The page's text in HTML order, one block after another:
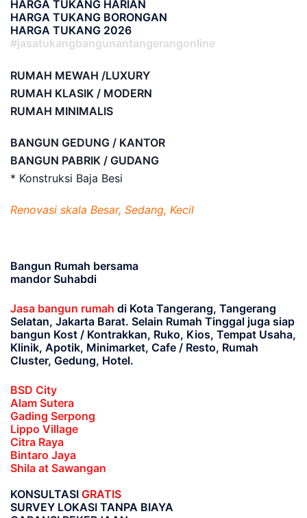
HARGA TUKANG HARIAN
HARGA TUKANG BORONGAN
HARGA TUKANG 2026
#jasatukangbangunantangerangonline
RUMAH MEWAH /LUXURY
RUMAH KLASIK / MODERN
RUMAH MINIMALIS
BANGUN GEDUNG / KANTOR
BANGUN PABRIK / GUDANG
* Konstruksi Baja Besi
Renovasi skala Besar, Sedang, Kecil
Bangun Rumah bersama
mandor Suhabdi
Jasa bangun rumah di Kota Tangerang, Tangerang
Selatan, Jakarta Barat. Selain Rumah Tinggal juga siap
bangun Kost / Kontrakkan, Ruko, Kios, Tempat Usaha,
Klinik, Apotik, Minimarket, Cafe / Resto, Rumah
Cluster, Gedung, Hotel.
BSD City
Alam Sutera
Gading Serpong
Lippo Village
Citra Raya
Bintaro Jaya
Shila at Sawangan
KONSULTASI GRATIS
SURVEY LOKASI TANPA BIAYA